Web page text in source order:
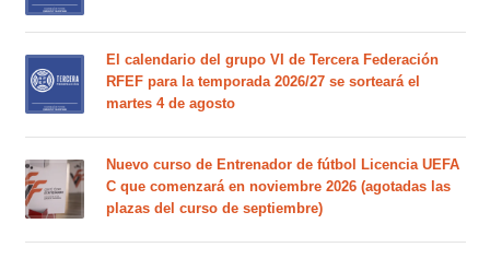
El calendario del grupo VI de Tercera Federación
RFEF para la temporada 2026/27 se sorteará el
martes 4 de agosto
Nuevo curso de Entrenador de fútbol Licencia UEFA
C que comenzará en noviembre 2026 (agotadas las
plazas del curso de septiembre)